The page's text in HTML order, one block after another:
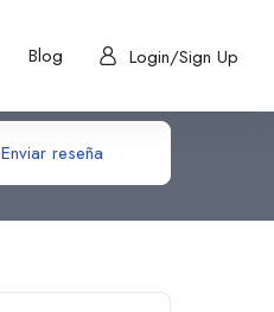
Blog Login/Sign Up
Enviar reseña